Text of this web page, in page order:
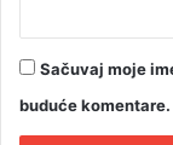
Sačuvaj moje
buduće komentare.